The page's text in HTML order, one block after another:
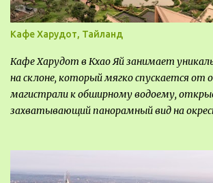
Кафе Харудот, Тайланд
Кафе Харудот в Кхао Яй занимает
на склоне, который мягко спускается от
магистрали к обширному водоему,
захватывающий панорамный вид на
могли бы свободно попасть, не заходя в